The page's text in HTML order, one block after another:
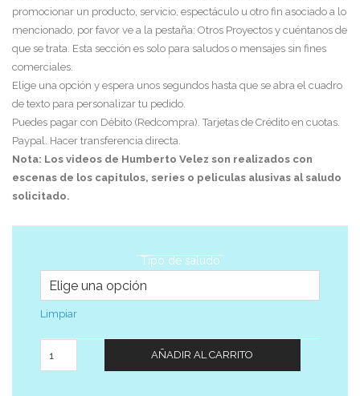
promocionar un producto, servicio, espectáculo u otro fin asociado a lo
mencionado, por favor ve a la pestaña: Otros Proyectos y cuéntanos de
que se trata. Esta sección es solo para saludos o mensajes sin fines
comerciales.
Elige una opción y espera unos segundos hasta que se abra el cuadro
de texto para personalizar tu pedido.
Puedes pagar con Débito (Redcompra). Tarjetas de Crédito en cuotas.
Paypal. Hacer transferencia directa.
Nota: Los videos de Humberto Velez son realizados con
escenas de los capitulos, series o peliculas alusivas al saludo
solicitado.
Tipo de saludo
Limpiar
AÑADIR AL CARRITO